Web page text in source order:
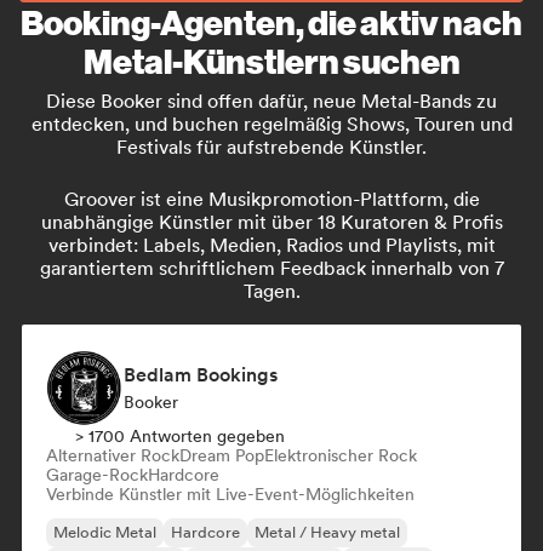
Booking-Agenten, die aktiv nach
Metal-Künstlern suchen
Diese Booker sind offen dafür, neue Metal-Bands zu
entdecken, und buchen regelmäßig Shows, Touren und
Festivals für aufstrebende Künstler.
Groover ist eine Musikpromotion-Plattform, die
unabhängige Künstler mit über 18 Kuratoren & Profis
verbindet: Labels, Medien, Radios und Playlists, mit
garantiertem schriftlichem Feedback innerhalb von 7
Tagen.
Bedlam Bookings
Booker
> 1700 Antworten gegeben
Alternativer RockDream PopElektronischer Rock
Garage-RockHardcore
Verbinde Künstler mit Live-Event-Möglichkeiten
Melodic Metal Hardcore
Metal / Heavy metal